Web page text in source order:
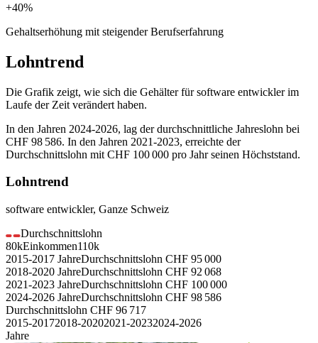
+40%
Gehaltserhöhung mit steigender Berufserfahrung
Lohntrend
Die Grafik zeigt, wie sich die Gehälter fürsoftware entwicklerim
Laufe der Zeit verändert haben.
In den Jahren 2024-2026, lag der durchschnittliche Jahreslohn bei
CHF 98 586. In den Jahren 2021-2023, erreichte der
Durchschnittslohn mit CHF 100 000 pro Jahr seinen Höchststand.
Lohntrend
software entwickler, Ganze Schweiz
Durchschnittslohn
80kEinkommen110k
2015-2017 JahreDurchschnittslohn CHF 95 000
2018-2020 JahreDurchschnittslohn CHF 92 068
2021-2023 JahreDurchschnittslohn CHF 100 000
2024-2026 JahreDurchschnittslohn CHF 98 586
Durchschnittslohn CHF 96 717
2015-20172018-20202021-20232024-2026
Jahre